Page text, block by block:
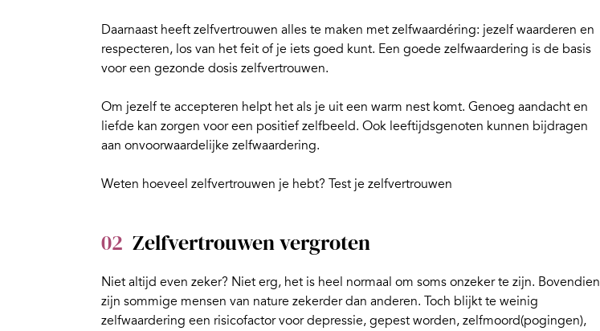
Daarnaast heeft zelfvertrouwen alles te maken met zelfwaardéring: jezelf waarderen en
respecteren, los van het feit of je iets goed kunt. Een goede zelfwaardering is de basis
voor een gezonde dosis zelfvertrouwen.
Om jezelf te accepteren helpt het als je uit een warm nest komt. Genoeg aandacht en
liefde kan zorgen voor een positief zelfbeeld. Ook leeftijdsgenoten kunnen bijdragen
aan onvoorwaardelijke zelfwaardering.
Weten hoeveel zelfvertrouwen je hebt? Test je zelfvertrouwen
02 Zelfvertrouwen vergroten
Niet altijd even zeker? Niet erg, het is heel normaal om soms onzeker te zijn. Bovendien
zijn sommige mensen van nature zekerder dan anderen. Toch blijkt te weinig
zelfwaardering een risicofactor voor depressie, gepest worden, zelfmoord(pogingen),